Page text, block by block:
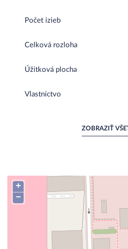
Počet izieb
Celková rozloha
Úžitková plocha
Vlastníctvo
ZOBRAZIŤ
+
−